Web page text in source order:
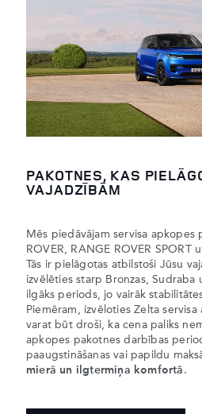
PAKOTNES, KAS
VAJADZĪBĀM
Mēs piedāvājam servisa apkopes
ROVER, RANGE ROVER SPORT
Tās ir pielāgotas atbilstoši Jūsu
izvēlēties starp Bronzas, Sudraba
ilgāks periods, jo vairāk
Piemēram, izvēloties Zelta
varat būt droši, ka cena paliks
apkopes pakotnes darbības
paaugstināšanas vai papildu
mierā un ilgtermiņa komfortā .